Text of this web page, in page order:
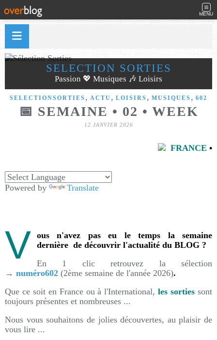
MENU
SÉLECTION SORTIES
Passion 💖 Musiques 🎶 Loisirs
SELECTIONSORTIES , ACTU , LOISIRS , MUSIQUES , 602
📅 SEMAINE • 02 • WEEK
12 JANVIER 2026
FRANCE •
Powered by Translate
V ous n'avez pas eu le temps la semaine
dernière de découvrir l'actualité du BLOG ?
En 1 clic retrouvez la sélection
→ numéro602 (2ème semaine de l'année 2026).
Que ce soit en France ou à l'International,les sorties sont
toujours présentes et nombreuses ...
Nous vous souhaitons de jolies découvertes, au plaisir de
vous lire ...